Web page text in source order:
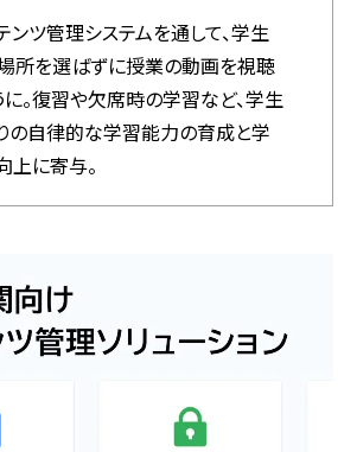
ンツ管理システムを通して、学生
所を選ばずに授業の動画を視聴
に。復習や欠席時の学習など、学生
の自律的な学習能力の育成と学
上に寄与。